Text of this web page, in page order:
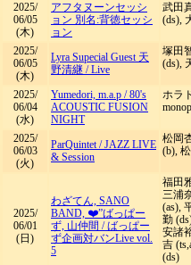
2025/
06/05
(木)
アフタヌーンセッシ
ョン 別名:背徳セッシ
ョン
武田
(ds),
2025/
06/05
(木)
Lyra Supecial Guest 天
野清継 /Live
塚田
(ds),
2025/
06/04
(水)
Yumedori, m.a.p /80's
ACOUSTIC FUSION
NIGHT
ホラ
2025/
06/03
(火)
ParQuintet/JAZZ LIVE
& Session
松岡
(b),
2025/
06/01
(日)
わざてん, SANO
BAND, ❤️”ばっぱー
ず, 山仲間 /ばっぱー
ず企画対バンLive vol.
5
福田
三浦
(as),
勤
安諸
吉
(ds)